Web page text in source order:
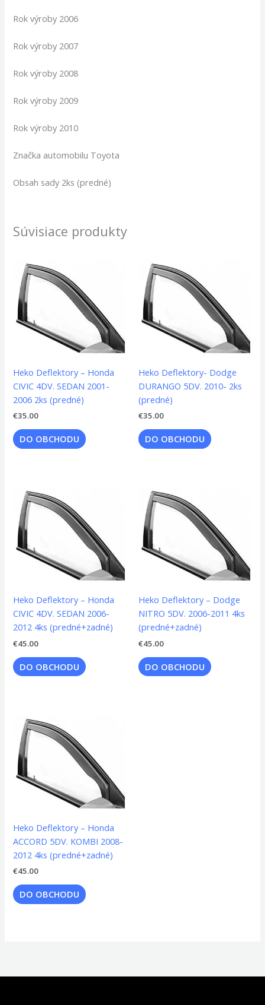
Rok výroby 2006
Rok výroby 2007
Rok výroby 2008
Rok výroby 2009
Rok výroby 2010
Značka automobilu Toyota
Obsah sady 2ks (predné)
Súvisiace produkty
Heko Deflektory – Honda
CIVIC 4DV. SEDAN 2001-
2006 2ks (predné)
€35.00
DO OBCHODU
Heko Deflektory- Dodge
DURANGO 5DV. 2010- 2ks
(predné)
€35.00
DO OBCHODU
Heko Deflektory – Honda
CIVIC 4DV. SEDAN 2006-
2012 4ks (predné+zadné)
€45.00
DO OBCHODU
Heko Deflektory – Dodge
NITRO 5DV. 2006-2011 4ks
(predné+zadné)
€45.00
DO OBCHODU
Heko Deflektory – Honda
ACCORD 5DV. KOMBI 2008-
2012 4ks (predné+zadné)
€45.00
DO OBCHODU